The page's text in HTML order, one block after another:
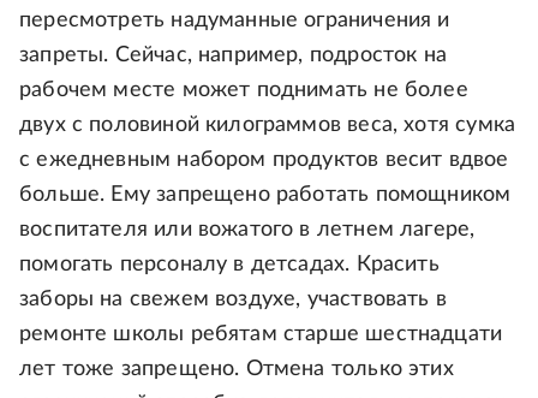
пересмотреть надуманные ограничения и
запреты. Сейчас, например, подросток на
рабочем месте может поднимать не более
двух с половиной килограммов веса, хотя сумка
с ежедневным набором продуктов весит вдвое
больше. Ему запрещено работать помощником
воспитателя или вожатого в летнем лагере,
помогать персоналу в детсадах. Красить
заборы на свежем воздухе, участвовать в
ремонте школы ребятам старше шестнадцати
лет тоже запрещено. Отмена только этих